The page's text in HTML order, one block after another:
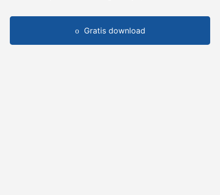
Gratis download